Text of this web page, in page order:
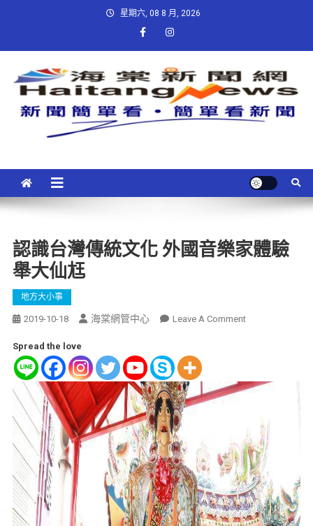
星期六, 08 8 月, 2026
認識台灣傳統文化 外國音樂家體驗
舉大仙尪
地方大小事
2019-10-18 海棠網管中心 Leave A Comment
Spread the love